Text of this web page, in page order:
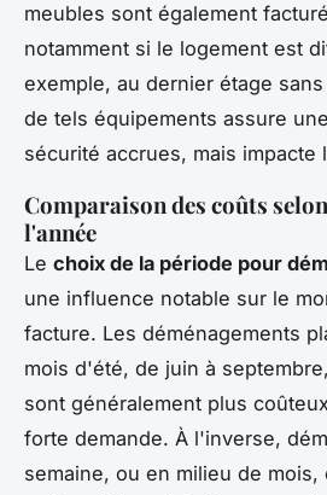
meubles sont également
notamment si le logement est
exemple, au dernier étage
de tels équipements assure
sécurité accrues, mais impacte
Comparaison des coûts
l'année
Le choix de la période pour
une influence notable sur le
facture. Les déménagements
mois d'été, de juin à
sont généralement plus
forte demande. À l'inverse,
semaine, ou en milieu de